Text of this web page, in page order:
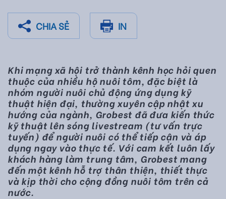
CHIA SẺ IN
Khi mạng xã hội trở thành kênh học hỏi quen
thuộc của nhiều hộ nuôi tôm, đặc biệt là
nhóm người nuôi chủ động ứng dụng kỹ
thuật hiện đại, thường xuyên cập nhật xu
hướng của ngành, Grobest đã đưa kiến thức
kỹ thuật lên sóng livestream (tư vấn trực
tuyến) để người nuôi có thể tiếp cận và áp
dụng ngay vào thực tế. Với cam kết luôn lấy
khách hàng làm trung tâm, Grobest mang
đến một kênh hỗ trợ thân thiện, thiết thực
và kịp thời cho cộng đồng nuôi tôm trên cả
nước.